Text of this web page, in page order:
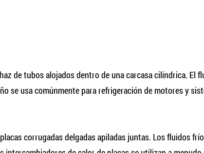
de tubos alojados dentro de una carcasa cilíndrica. El
se usa comúnmente para refrigeración de motores y
corrugadas delgadas apiladas juntas. Los fluidos